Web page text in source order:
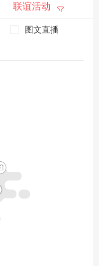
联谊活动
图文直播